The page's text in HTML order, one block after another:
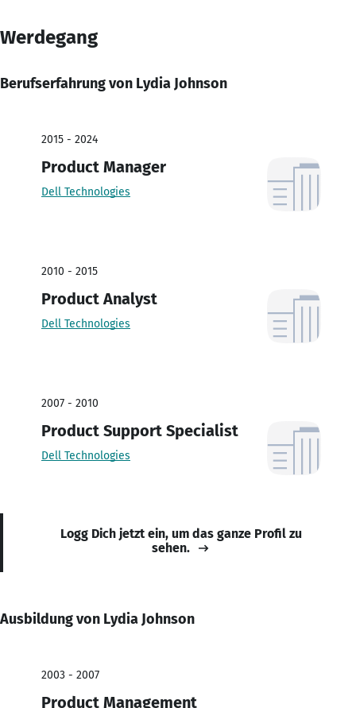
Werdegang
Berufserfahrung von Lydia Johnson
2015 - 2024
Product Manager
Dell Technologies
2010 - 2015
Product Analyst
Dell Technologies
2007 - 2010
Product Support Specialist
Dell Technologies
Logg Dich jetzt ein, um das ganze Profil zu
sehen.
Ausbildung von Lydia Johnson
2003 - 2007
Product Management